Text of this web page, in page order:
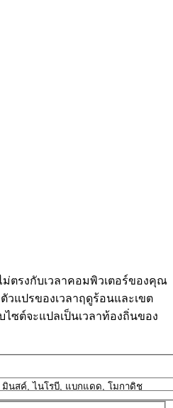
ม่ตรงกับเวลาคอมพิวเตอร์ของคุณ
แปรของเวลาฤดูร้อนและเขต
ไซต์จะแปลเป็นเวลาท้องถิ่นของ